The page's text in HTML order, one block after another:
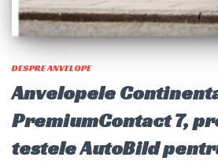
DESPRE ANVELOPE
Anvelopele
PremiumContact 7,
testele AutoBild